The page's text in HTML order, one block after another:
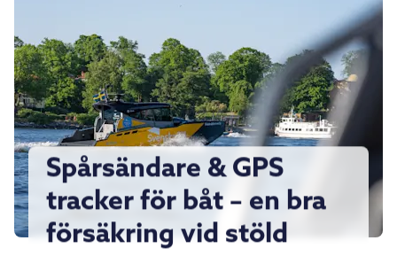
Spårsändare & GPS
tracker för båt – en bra
försäkring vid stöld